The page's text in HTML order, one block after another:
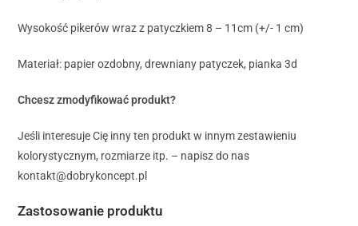
Wysokość pikerów wraz z patyczkiem 8 – 11cm (+/- 1 cm)
Materiał: papier ozdobny, drewniany patyczek, pianka 3d
Chcesz zmodyfikować produkt?
Jeśli interesuje Cię inny ten produkt w innym zestawieniu
kolorystycznym, rozmiarze itp. – napisz do nas
kontakt@dobrykoncept.pl
Zastosowanie produktu